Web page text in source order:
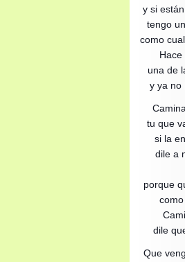
y si
tengo
como
una de
y ya no
tu que
si la
dile a
porque
como
dile
Que